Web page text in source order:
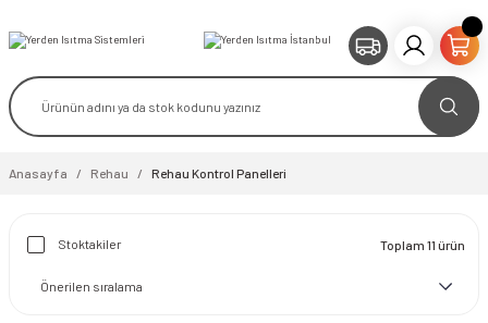
Anasayfa Rehau Rehau Kontrol Panelleri
Stoktakiler Toplam 11 ürün